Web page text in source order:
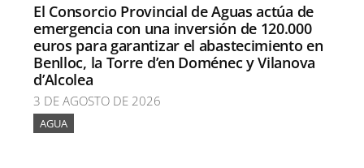
El Consorcio Provincial de Aguas actúa de
emergencia con una inversión de 120.000
euros para garantizar el abastecimiento en
Benlloc, la Torre d’en Doménec y Vilanova
d’Alcolea
3 DE AGOSTO DE 2026
AGUA